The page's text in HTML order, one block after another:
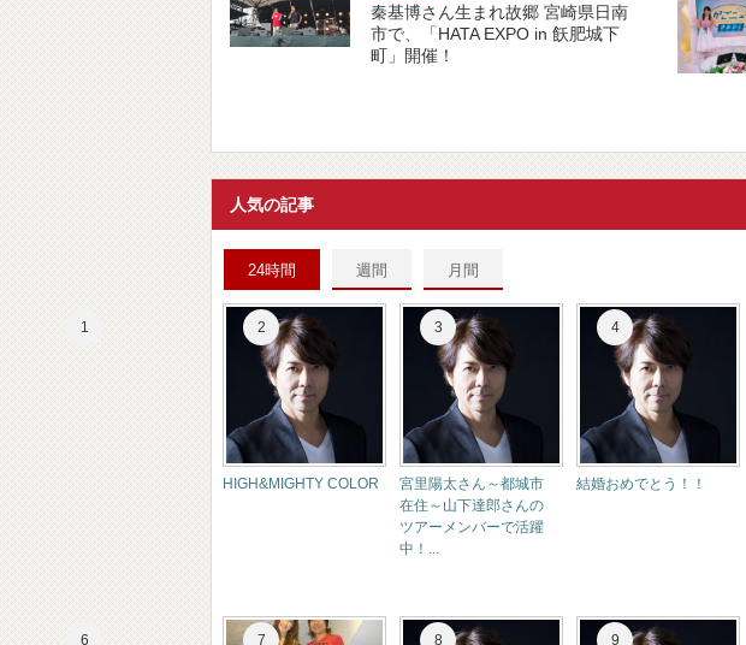
秦基博さん生まれ故郷 宮崎県日南
市で、「HATA EXPO in 飫肥城下
町」開催！
人気の記事
24時間 週間 月間
HIGH&MIGHTY COLOR
宮里陽太さん～都城市
在住～山下達郎さんの
ツアーメンバーで活躍
中！...
結婚おめでとう！！